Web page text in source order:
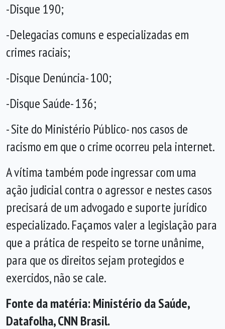
-Disque 190;
-Delegacias comuns e especializadas em
crimes raciais;
-Disque Denúncia- 100;
-Disque Saúde- 136;
- Site do Ministério Público- nos casos de
racismo em que o crime ocorreu pela internet.
A vítima também pode ingressar com uma
ação judicial contra o agressor e nestes casos
precisará de um advogado e suporte jurídico
especializado. Façamos valer a legislação para
que a prática de respeito se torne unânime,
para que os direitos sejam protegidos e
exercidos, não se cale.
Fonte da matéria: Ministério da Saúde,
Datafolha, CNN Brasil.